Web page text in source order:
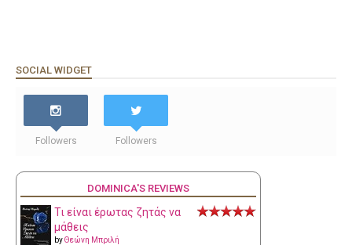
SOCIAL WIDGET
Followers Followers
DOMINICA'S REVIEWS
Τι είναι έρωτας ζητάς να
μάθεις
byΘεώνη Μπριλή